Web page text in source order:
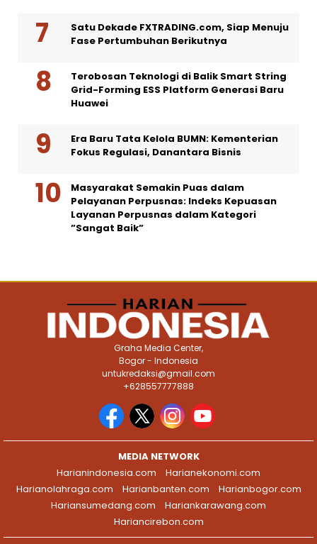
Satu Dekade FXTRADING.com, Siap Menuju
Fase Pertumbuhan Berikutnya
Terobosan Teknologi di Balik Smart String
Grid-Forming ESS Platform Generasi Baru
Huawei
Era Baru Tata Kelola BUMN: Kementerian
Fokus Regulasi, Danantara Bisnis
Masyarakat Semakin Puas dalam
Pelayanan Perpusnas: Indeks Kepuasan
Layanan Perpusnas dalam Kategori
”Sangat Baik”
Graha Media Center,
Bogor - Indonesia
untukredaksi@gmail.com
+628557777888
MEDIA NETWORK
Harianindonesia.com
Harianekonomi.com
Harianolahraga.com
Harianbanten.com
Harianbogor.com
Hariansumedang.com
Hariankarawang.com
Hariancirebon.com